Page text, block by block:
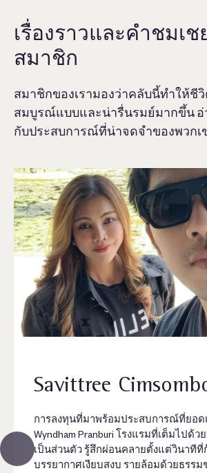
Savittree
การลงทุนที่มาพร้อมประสบการณ์ที่ยอด
Wyndham Pranburi โรงแรมที่เต็มไปด้
เป็นส่วนตัว รู้สึกผ่อนคลายตั้งแต่วินาทีที่
บรรยากาศเงียบสงบ รายล้อมด้วยธรร
เรื่องราวและคําชมเช
สมาชิก
สมาชิกของเรามองว่าคลับนี้ทำให้ชี
สมบูรณ์แบบและน่ารื่นรมย์มากขึ้น อ่า
กับประสบการณ์ที่น่าจดจําของพวกเ